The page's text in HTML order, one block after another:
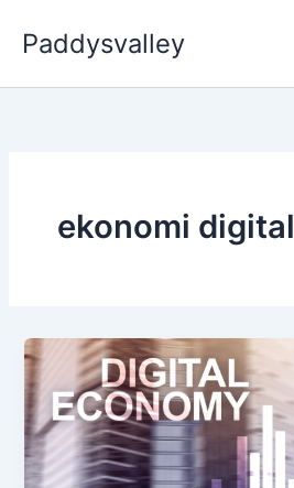
Paddysvalley
ekonomi digital